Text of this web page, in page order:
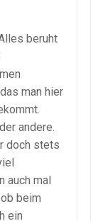
beruht
man hier
andere.
doch stets
auch mal
beim
ein